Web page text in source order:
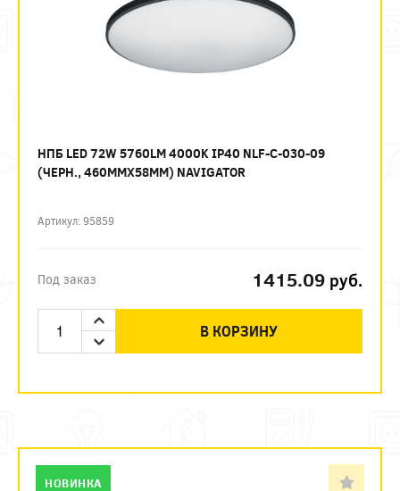
НПБ LED 72W 5760LM 4000K IP40 NLF-C-030-09
(ЧЕРН., 460ММХ58ММ) NAVIGATOR
Артикул: 95859
Под заказ 1415.09 руб.
В КОРЗИНУ
НОВИНКА